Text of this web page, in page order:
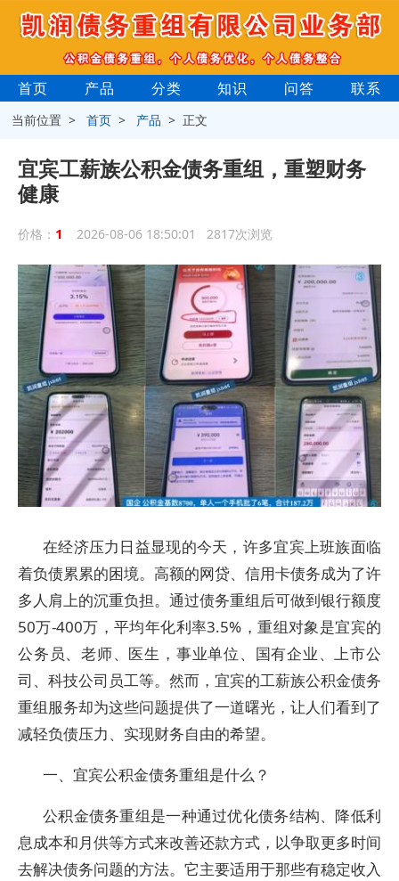
首页 产品 分类 知识 问答 联系
当前位置 >首页 > 产品 > 正文
宜宾工薪族公积金债务重组，重塑财务
健康
价格： 1 2026-08-06 18:50:01 2817次浏览
在经济压力日益显现的今天，许多宜宾上班族面临
着负债累累的困境。高额的网贷、信用卡债务成为了许
多人肩上的沉重负担。通过债务重组后可做到银行额度
50万-400万，平均年化利率3.5%，重组对象是宜宾的
公务员、老师、医生，事业单位、国有企业、上市公
司、科技公司员工等。然而，宜宾的工薪族公积金债务
重组服务却为这些问题提供了一道曙光，让人们看到了
减轻负债压力、实现财务自由的希望。
一、宜宾公积金债务重组是什么？
公积金债务重组是一种通过优化债务结构、降低利
息成本和月供等方式来改善还款方式，以争取更多时间
去解决债务问题的方法。它主要适用于那些有稳定收入